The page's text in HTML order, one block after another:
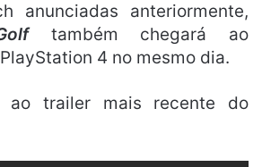
anunciadas anteriormente,
também chegará ao
4 no mesmo dia.
ao trailer mais recente do